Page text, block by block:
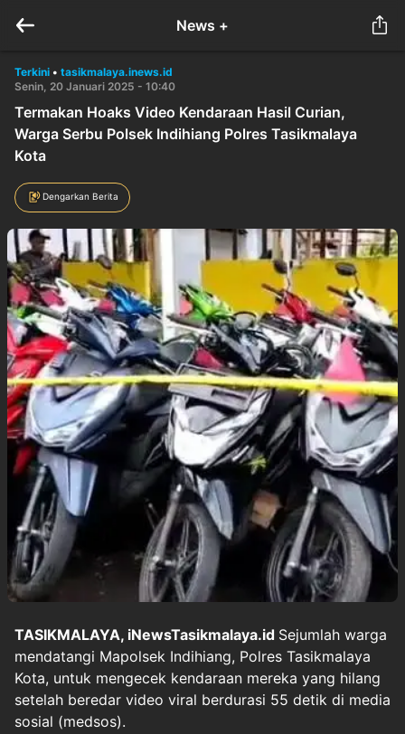
News +
Terkini • tasikmalaya.inews.id
Senin, 20 Januari 2025 - 10:40
Termakan Hoaks Video Kendaraan Hasil Curian,
Warga Serbu Polsek Indihiang Polres Tasikmalaya
Kota
Dengarkan Berita
TASIKMALAYA, iNewsTasikmalaya.id Sejumlah warga
mendatangi Mapolsek Indihiang, Polres Tasikmalaya
Kota, untuk mengecek kendaraan mereka yang hilang
setelah beredar video viral berdurasi 55 detik di media
sosial (medsos).